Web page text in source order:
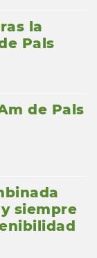
la
Pals
de Pals
siempre